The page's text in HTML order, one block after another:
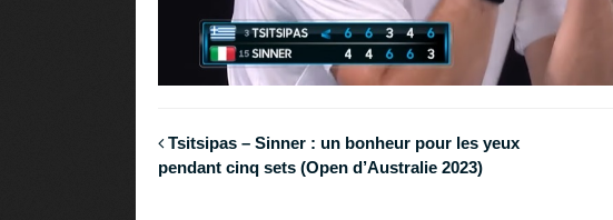
Tsitsipas – Sinner : un bonheur pour les yeux
pendant cinq sets (Open d’Australie 2023)